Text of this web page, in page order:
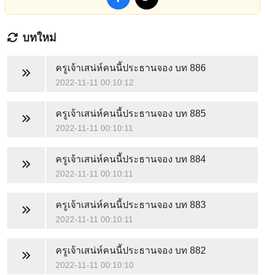
บทใหม่
ครูเจ้าเสน่ห์คนนี้ประธานจอง บท 886
2022-11-11 00:10:12
ครูเจ้าเสน่ห์คนนี้ประธานจอง บท 885
2022-11-11 00:10:11
ครูเจ้าเสน่ห์คนนี้ประธานจอง บท 884
2022-11-11 00:10:11
ครูเจ้าเสน่ห์คนนี้ประธานจอง บท 883
2022-11-11 00:10:11
ครูเจ้าเสน่ห์คนนี้ประธานจอง บท 882
2022-11-11 00:10:10